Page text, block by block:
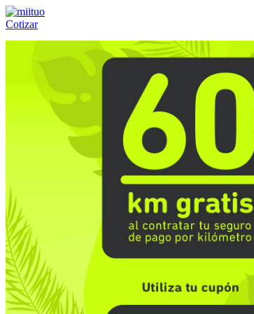
Cotizar
(55) 84-21-05-00ó800-953-00-59